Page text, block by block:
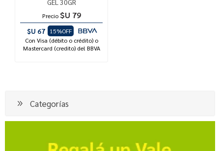
GEL 30GR
Precio $U 79
$U 67
15%OFF
Con Visa (débito o crédito) o
Mastercard (credito) del BBVA
Categorías